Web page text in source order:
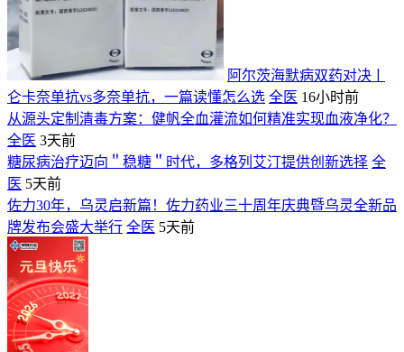
阿尔茨海默病双药对决ￜ
仑卡奈单抗vs多奈单抗，一篇读懂怎么选 全医 16小时前
从源头定制清毒方案：健帆全血灌流如何精准实现血液净化？
全医 3天前
糖尿病治疗迈向＂稳糖＂时代，多格列艾汀提供创新选择 全
医 5天前
佐力30年，乌灵启新篇！佐力药业三十周年庆典暨乌灵全新品
牌发布会盛大举行 全医 5天前